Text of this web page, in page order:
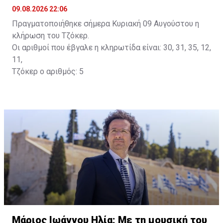
09.08.2026 22:06
Πραγματοποιήθηκε σήμερα Κυριακή 09 Αυγούστου η
κλήρωση του Τζόκερ.
Οι αριθμοί που έβγαλε η κληρωτίδα είναι: 30, 31, 35, 12,
11,
Τζόκερ ο αριθμός: 5
Μάριος Ιωάννου Ηλία: Με τη μουσική του